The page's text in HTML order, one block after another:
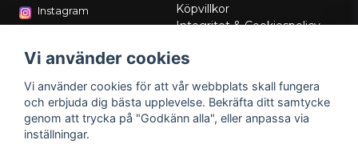
Instagram
Köpvillkor
Integritet & Cookiespolicy
Service/Garanti
Lådritning
Om oss
Vi använder cookies
Vi använder cookies för att vår webbplats skall fungera
och erbjuda dig bästa upplevelse. Bekräfta ditt samtycke
genom att trycka på "Godkänn alla", eller anpassa via
inställningar.